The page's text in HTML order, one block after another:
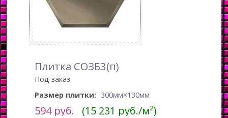
Плитка СОЗБ3(п)
Под заказ
Размер плитки: 300мм×130мм
594руб. (15 231 руб./м²)